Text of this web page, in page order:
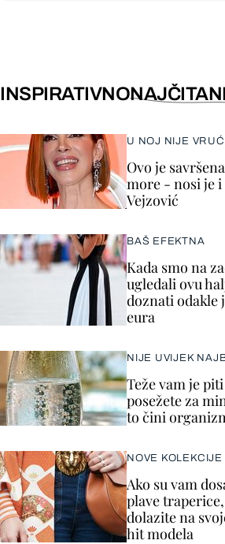
INSPIRATIVNO
U NOJ NIJE
Ovo je
more - nosi je
Vejzović
BAŠ EFEKTNA
Kada smo na
ugledali ovu
doznati odakle
eura
NIJE UVIJEK
Teže vam je
posežete za
to čini
NOVE KOLEKCIJE
Ako su vam
plave
dolazite na
hit modela